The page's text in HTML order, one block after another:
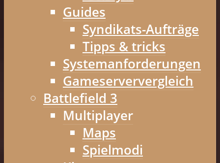
Guides
Syndikats-Aufträge
Tipps & tricks
Systemanforderungen
Gameserververgleich
Battlefield 3
Multiplayer
Maps
Spielmodi